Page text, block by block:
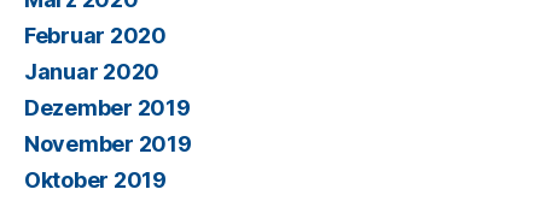
Februar 2020
Januar 2020
Dezember 2019
November 2019
Oktober 2019